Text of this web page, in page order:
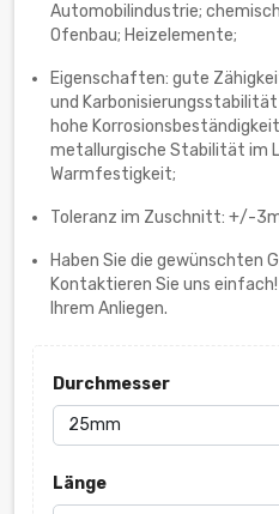
Automobilindustrie;
Ofenbau; Heizelemente;
Eigenschaften: gute
und
hohe
metallurgische Stabilität im
Warmfestigkeit;
Toleranz im Zuschnitt: +/-
Haben Sie die gewünschten
Kontaktieren Sie uns
Ihrem Anliegen.
Durchmesser
Länge